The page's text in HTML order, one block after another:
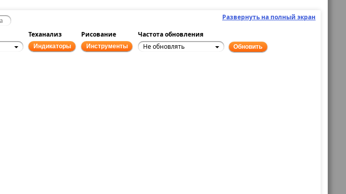
Развернуть на полный экран
Теханализ Рисование
Частота обновления
Индикаторы Инструменты Не обновлять Обновить